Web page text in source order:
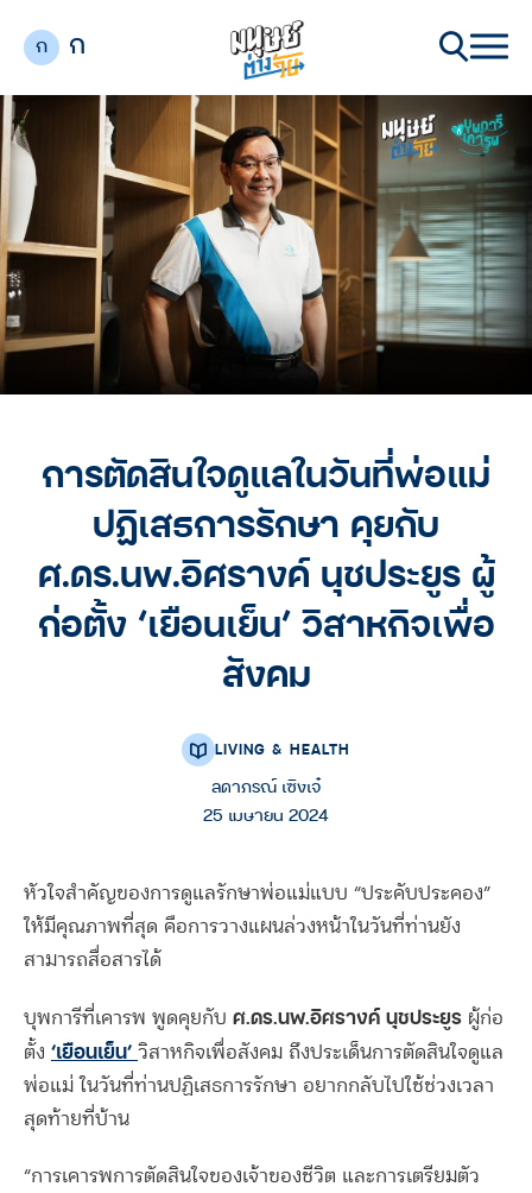
ก ก
การตัดสินใจดูแลในวันที่พ่อแม่
ปฏิเสธการรักษา คุยกับ
ศ.ดร.นพ.อิศรางค์ นุชประยูร ผู้
ก่อตั้ง ‘เยือนเย็น’ วิสาหกิจเพื่อ
สังคม
LIVING & HEALTH
ลดาภรณ์ เซิงเจ๋
25 เมษายน 2024
หัวใจสำคัญของการดูแลรักษาพ่อแม่แบบ “ประคับประคอง”
ให้มีคุณภาพที่สุด คือการวางแผนล่วงหน้าในวันที่ท่านยัง
สามารถสื่อสารได้
บุพการีที่เคารพ พูดคุยกับ ศ.ดร.นพ.อิศรางค์ นุชประยูร ผู้ก่อ
ตั้ง ‘เยือนเย็น’ วิสาหกิจเพื่อสังคม ถึงประเด็นการตัดสินใจดูแล
พ่อแม่ ในวันที่ท่านปฏิเสธการรักษา อยากกลับไปใช้ช่วงเวลา
สุดท้ายที่บ้าน
“การเคารพการตัดสินใจของเจ้าของชีวิต และการเตรียมตัว